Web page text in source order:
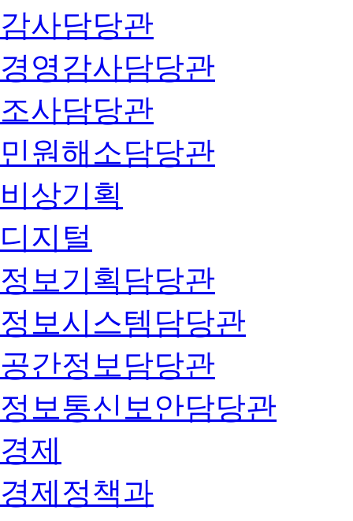
감사담당관
경영감사담당관
조사담당관
민원해소담당관
비상기획
디지털
정보기획담당관
정보시스템담당관
공간정보담당관
정보통신보안담당관
경제
경제정책과